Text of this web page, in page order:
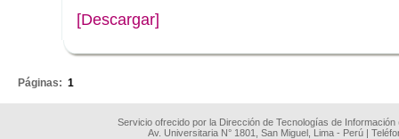
[Descargar]
Páginas: 1
Servicio ofrecido por la Dirección de Tecnologías de
Av. Universitaria N° 1801, San Miguel, Lima - Perú |